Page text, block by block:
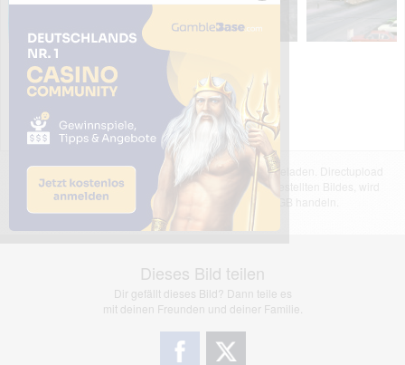
Das dargestellte Bild wurde von einem Nutzer hochgeladen. Directupload
übernimmt keinerlei Haftung für den Inhalt des dargestellten Bildes, wird
jedoch bei Verstößen nach §2(3) unserer AGB handeln.
Dieses Bild teilen
Dir gefällt dieses Bild? Dann teile es
mit deinen Freunden und deiner Familie.